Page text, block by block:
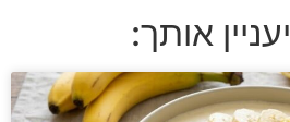
אותך: